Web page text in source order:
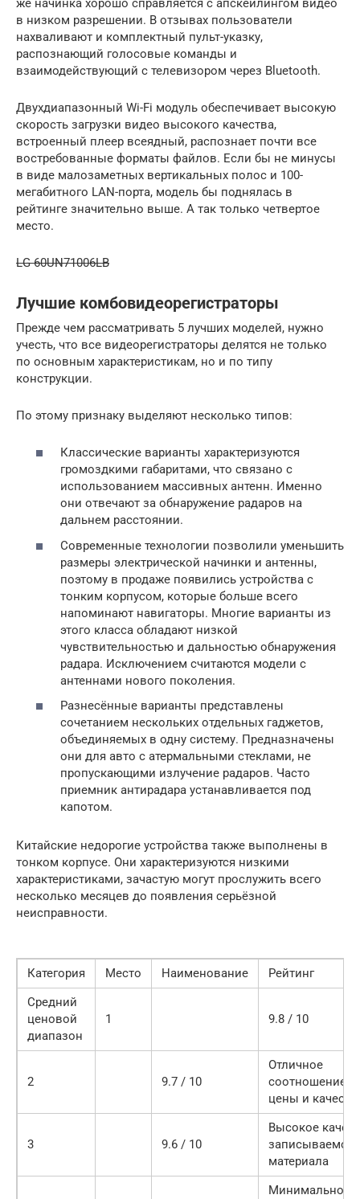
же начинка хорошо справляется с апскейлингом видео
в низком разрешении. В отзывах пользователи
нахваливают и комплектный пульт-указку,
распознающий голосовые команды и
взаимодействующий с телевизором через Bluetooth.
Двухдиапазонный Wi-Fi модуль обеспечивает высокую
скорость загрузки видео высокого качества,
встроенный плеер всеядный, распознает почти все
востребованные форматы файлов. Если бы не минусы
в виде малозаметных вертикальных полос и 100-
мегабитного LAN-порта, модель бы поднялась в
рейтинге значительно выше. А так только четвертое
место.
LG 60UN71006LB
Лучшие комбовидеорегистраторы
Прежде чем рассматривать 5 лучших моделей, нужно
учесть, что все видеорегистраторы делятся не только
по основным характеристикам, но и по типу
конструкции.
По этому признаку выделяют несколько типов:
Классические варианты характеризуются
громоздкими габаритами, что связано с
использованием массивных антенн. Именно
они отвечают за обнаружение радаров на
дальнем расстоянии.
Современные технологии позволили уменьшить
размеры электрической начинки и антенны,
поэтому в продаже появились устройства с
тонким корпусом, которые больше всего
напоминают навигаторы. Многие варианты из
этого класса обладают низкой
чувствительностью и дальностью обнаружения
радара. Исключением считаются модели с
антеннами нового поколения.
Разнесённые варианты представлены
сочетанием нескольких отдельных гаджетов,
объединяемых в одну систему. Предназначены
они для авто с атермальными стеклами, не
пропускающими излучение радаров. Часто
приемник антирадара устанавливается под
капотом.
Китайские недорогие устройства также выполнены в
тонком корпусе. Они характеризуются низкими
характеристиками, зачастую могут прослужить всего
несколько месяцев до появления серьёзной
неисправности.
Категория Место Наименование
Рейтинг
Средний
ценовой
диапазон
1 9.8 / 10
2 9.7 / 10
Отличное
соотношение
цены и
3 9.6 / 10
Высокое
записываемого
материала
Минимальное